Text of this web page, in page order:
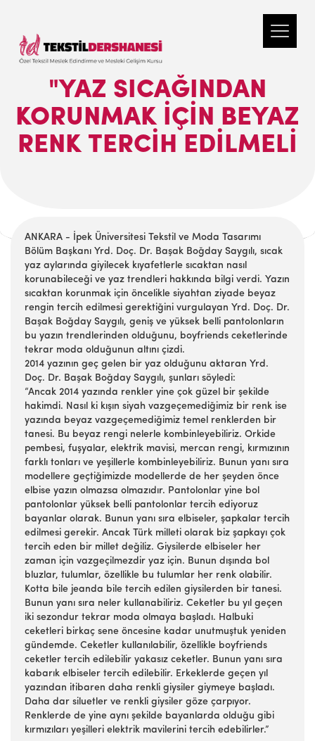
"YAZ SICAĞINDAN
KORUNMAK IÇIN BEYAZ
RENK TERCIH EDILMELI
ANKARA - İpek Üniversitesi Tekstil ve Moda Tasarımı
Bölüm Başkanı Yrd. Doç. Dr. Başak Boğday Saygılı, sıcak
yaz aylarında giyilecek kıyafetlerle sıcaktan nasıl
korunabileceği ve yaz trendleri hakkında bilgi verdi. Yazın
sıcaktan korunmak için öncelikle siyahtan ziyade beyaz
rengin tercih edilmesi gerektiğini vurgulayan Yrd. Doç. Dr.
Başak Boğday Saygılı, geniş ve yüksek belli pantolonların
bu yazın trendlerinden olduğunu, boyfriends ceketlerinde
tekrar moda olduğunun altını çizdi.
2014 yazının geç gelen bir yaz olduğunu aktaran Yrd.
Doç. Dr. Başak Boğday Saygılı, şunları söyledi:
“Ancak 2014 yazında renkler yine çok güzel bir şekilde
hakimdi. Nasıl ki kışın siyah vazgeçemediğimiz bir renk ise
yazında beyaz vazgeçemediğimiz temel renklerden bir
tanesi. Bu beyaz rengi nelerle kombinleyebiliriz. Orkide
pembesi, fuşyalar, elektrik mavisi, mercan rengi, kırmızının
farklı tonları ve yeşillerle kombinleyebiliriz. Bunun yanı sıra
modellere geçtiğimizde modellerde de her şeyden önce
elbise yazın olmazsa olmazıdır. Pantolonlar yine bol
pantolonlar yüksek belli pantolonlar tercih ediyoruz
bayanlar olarak. Bunun yanı sıra elbiseler, şapkalar tercih
edilmesi gerekir. Ancak Türk milleti olarak biz şapkayı çok
tercih eden bir millet değiliz. Giysilerde elbiseler her
zaman için vazgeçilmezdir yaz için. Bunun dışında bol
bluzlar, tulumlar, özellikle bu tulumlar her renk olabilir.
Kotta bile jeanda bile tercih edilen giysilerden bir tanesi.
Bunun yanı sıra neler kullanabiliriz. Ceketler bu yıl geçen
iki sezondur tekrar moda olmaya başladı. Halbuki
ceketleri birkaç sene öncesine kadar unutmuştuk yeniden
gündemde. Ceketler kullanılabilir, özellikle boyfriends
ceketler tercih edilebilir yakasız ceketler. Bunun yanı sıra
kabarık elbiseler tercih edilebilir. Erkeklerde geçen yıl
yazından itibaren daha renkli giysiler giymeye başladı.
Daha dar siluetler ve renkli giysiler göze çarpıyor.
Renklerde de yine aynı şekilde bayanlarda olduğu gibi
kırmızıları yeşilleri elektrik mavilerini tercih edebilirler.”